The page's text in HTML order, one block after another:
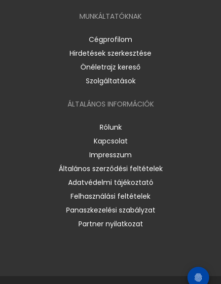
MUNKÁLTATÓKNAK
Cégprofilom
Hirdetések szerkesztése
Önéletrajz kereső
Szolgáltatások
ÁLTALÁNOS INFORMÁCIÓK
Rólunk
Kapcsolat
Impresszum
Általános szerződési feltételek
Adatvédelmi tájékoztató
Felhasználási feltételek
Panaszkezelési szabályzat
Partner nyilatkozat